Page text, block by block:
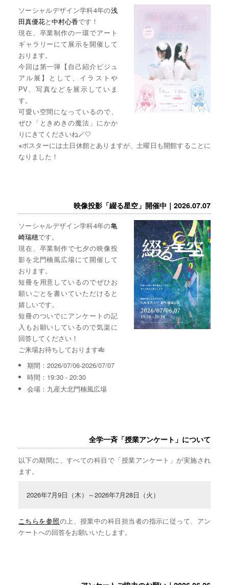
ソーシャルデザイン学科4年の浅
田真優花と中村心香です！
現在、卒業制作の一環でアート
ギャラリーにて展示を開催して
おります。
今回は第一弾【自己紹介ビジュ
アル展】として、イラストや
PV、写真などを展示していま
す。
可愛い空間になっているので、
ぜひ「ときめきの魔法」にかか
りにきてくださいね🪄🤍
※ポスターには土日休館とありますが、土曜日も開館することに
なりました！
映像投影「綴る星空」開催中｜2026.07.07
ソーシャルデザイン学科4年の亀
崎瑞穂です。
現在、卒業制作で七夕の映像投
影を北門楠風広場にて開催して
おります。
短冊を用意しているのでぜひお
願いごとを書いていただけると
嬉しいです。
短冊のついでにアンケートの記
入もお願いしているので気楽に
回答してください！
ご来場お待ちしております🎋
期間：2026/07/06-2026/07/07
時間：19:30 - 20:30
会場：九産大北門楠風広場
全学一斉「授業アンケート」について
以下の期間に、すべての科目で「授業アンケート」が実施され
ます。
2026年7月9日（木）～2026年7月28日（火）
こちらを参照の上、授業中の科目担当者の指示に従って、アン
ケートへの回答をお願いいたします。